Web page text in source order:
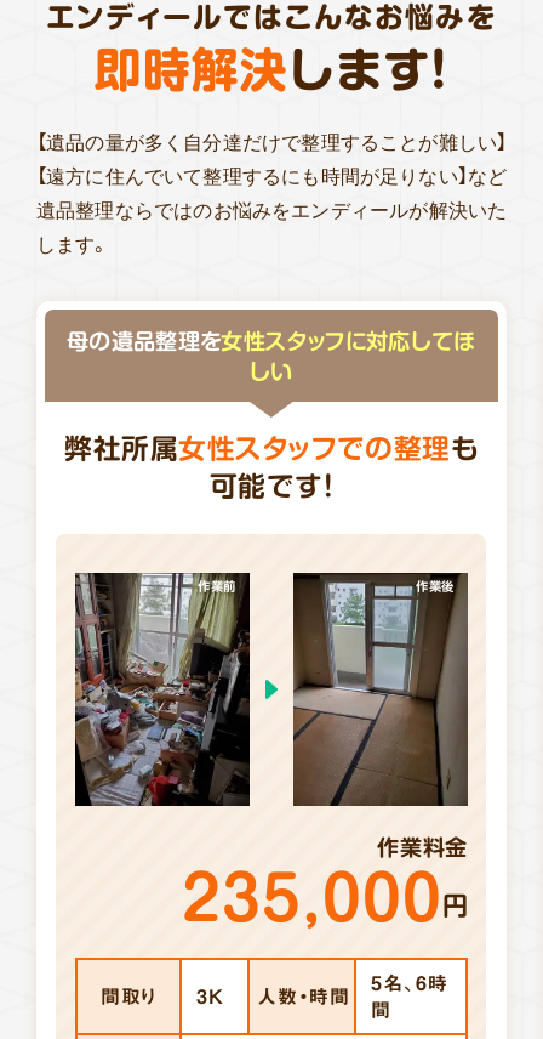
エンディールではこんなお悩みを
即時解決します!
【遺品の量が多く自分達だけで整理することが難しい】
【遠方に住んでいて整理するにも時間が足りない】など
遺品整理ならではのお悩みをエンディールが解決いた
します。
母の遺品整理を女性スタッフに対応してほ
しい
弊社所属女性スタッフでの整理も
可能です!
作業料金
235,000円
作業前 作業後
間取り 3K 人数・時間
5名、6時
間